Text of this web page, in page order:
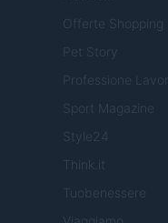
Offerte Shopping
Pet Story
Professione
Sport Magazine
Style24
Think.it
Tuobenessere